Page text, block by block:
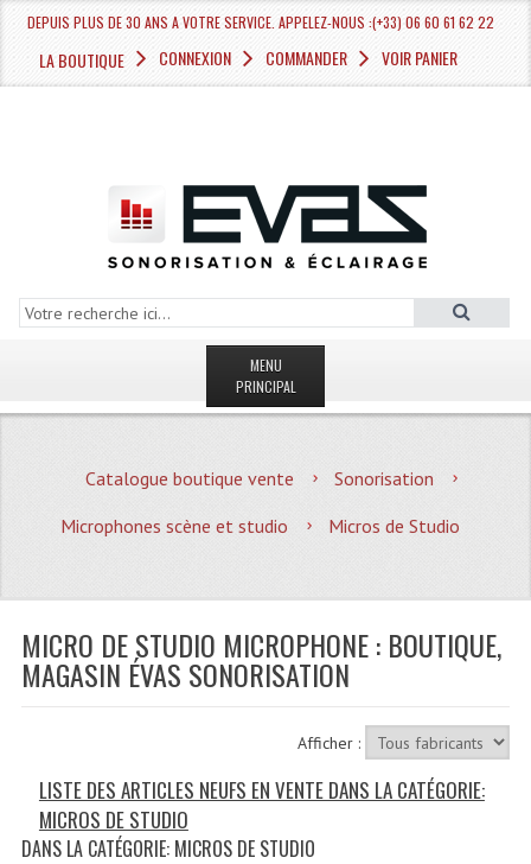
DEPUIS PLUS DE 30 ANS A VOTRE SERVICE. APPELEZ-NOUS :(+33) 06 60 61 62 22
LA BOUTIQUE CONNEXION COMMANDER VOIR PANIER
MENU
PRINCIPAL
MAGASIN
Quoi De Neuf?
Plan Acces, Horaires.
Location De Matériel
Recevoir Nos Promotions
Catalogue boutique vente
Sonorisation
Microphones scène et studio
Micros de Studio
MICRO DE STUDIO MICROPHONE : BOUTIQUE,
MAGASIN ÉVAS SONORISATION
Afficher :
LISTE DES ARTICLES NEUFS EN VENTE DANS LA CATÉGORIE:
MICROS DE STUDIO
DANS LA CATÉGORIE: MICROS DE STUDIO